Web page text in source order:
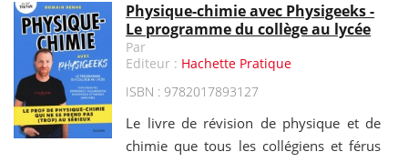
Physique-chimie avec Physigeeks -
Le programme du collège au lycée
Par
Editeur : Hachette Pratique
ISBN : 9782017893127
Le livre de révision de physique et de
chimie que tous les collégiens et férus